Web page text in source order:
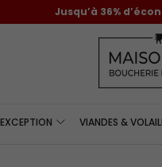
Jusqu’à 36%
VIANDES &